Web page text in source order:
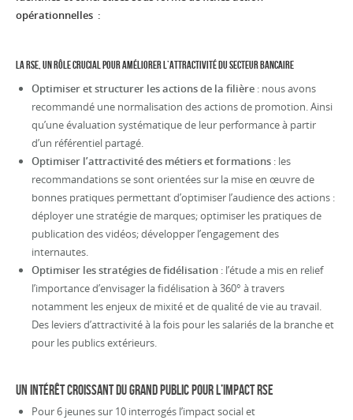
opérationnelles :
La RSE, un rôle crucial pour améliorer l’attractivité du secteur bancaire
Optimiser et structurer les actions de la filière : nous avons
recommandé une normalisation des actions de promotion. Ainsi
qu’une évaluation systématique de leur performance à partir
d’un référentiel partagé.
Optimiser l’attractivité des métiers et formations : les
recommandations se sont orientées sur la mise en œuvre de
bonnes pratiques permettant d’optimiser l’audience des actions :
déployer une stratégie de marques; optimiser les pratiques de
publication des vidéos; développer l’engagement des
internautes.
Optimiser les stratégies de fidélisation : l’étude a mis en relief
l’importance d’envisager la fidélisation à 360° à travers
notamment les enjeux de mixité et de qualité de vie au travail.
Des leviers d’attractivité à la fois pour les salariés de la branche et
pour les publics extérieurs.
UN INTÉRÊT CROISSANT DU GRAND PUBLIC POUR L’IMPACT RSE
Pour 6 jeunes sur 10 interrogés l’impact social et